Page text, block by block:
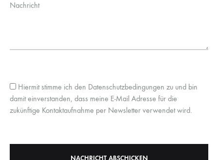
Nachricht
Hiermit stimme ich den Datenschutzbedingungen zu und bin
damit einverstanden, dass meine E-Mail Adresse für die
zukünftige Kontaktaufnahme per Newsletter verwendet wird.